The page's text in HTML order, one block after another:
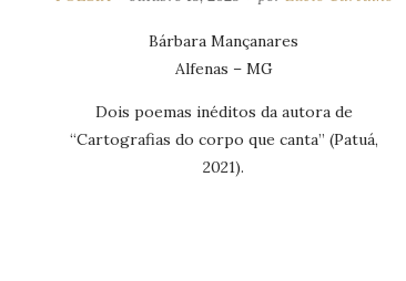
Bárbara Mançanares
Alfenas – MG
Dois poemas inéditos da autora de
“Cartografias do corpo que canta” (Patuá,
2021).